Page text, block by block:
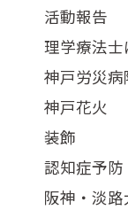
活動報告
理学療法
神戸労災
神戸花火
装飾
認知症予防
阪神・淡路